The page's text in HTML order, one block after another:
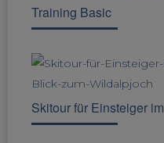
Training Basic
Skitour für Einsteiger